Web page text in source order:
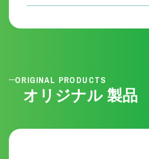
ORIGINAL PRODUCTS
オリジナル 製品